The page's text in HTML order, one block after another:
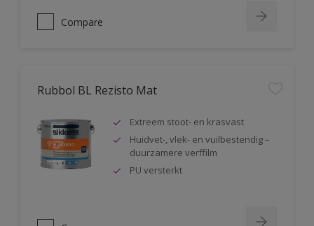
Compare
Rubbol BL Rezisto Mat
Extreem stoot- en krasvast
Huidvet-, vlek- en vuilbestendig –
duurzamere verffilm
PU versterkt